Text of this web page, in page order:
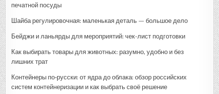
печатной посуды
Шайба регулировочная: маленькая деталь — большое дело
Бейджи и ланьярды для мероприятий: чек-лист подготовки
Как выбирать товары для животных: разумно, удобно и без
лишних трат
Контейнеры по‑русски: от ядра до облака: обзор российских
систем контейнеризации и как выбрать своё решение